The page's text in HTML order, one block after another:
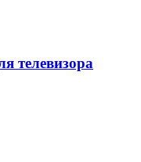
телевизора